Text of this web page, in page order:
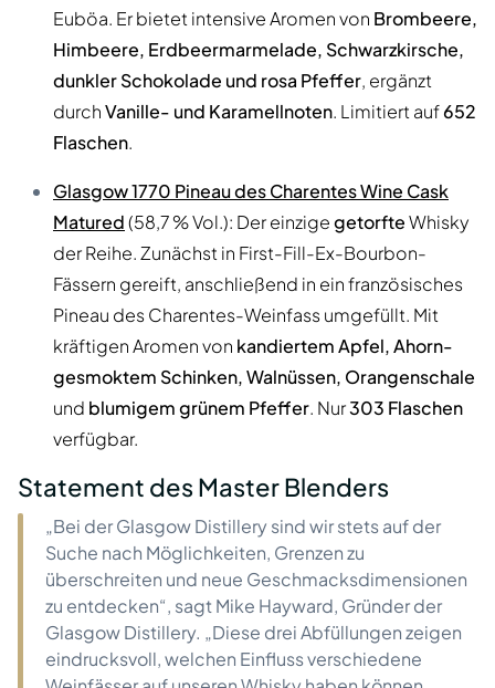
Euböa. Er bietet intensive Aromen von Brombeere,
Himbeere, Erdbeermarmelade, Schwarzkirsche,
dunkler Schokolade und rosa Pfeffer, ergänzt
durchVanille- und Karamellnoten. Limitiert auf652
Flaschen.
Glasgow 1770 Pineau des Charentes Wine Cask
Matured(58,7 % Vol.): Der einzigegetorfteWhisky
der Reihe. Zunächst in First-Fill-Ex-Bourbon-
Fässern gereift, anschließend in ein französisches
Pineau des Charentes-Weinfass umgefüllt. Mit
kräftigen Aromen von kandiertem Apfel, Ahorn-
gesmoktem Schinken, Walnüssen, Orangenschale
und blumigem grünem Pfeffer. Nur303 Flaschen
verfügbar.
Statement des Master Blenders
„Bei der Glasgow Distillery sind wir stets auf der
Suche nach Möglichkeiten, Grenzen zu
überschreiten und neue Geschmacksdimensionen
zu entdecken“, sagt Mike Hayward, Gründer der
Glasgow Distillery. „Diese drei Abfüllungen zeigen
eindrucksvoll, welchen Einfluss verschiedene